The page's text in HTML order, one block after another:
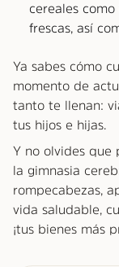
cereales
frescas, así
Ya sabes cómo
momento de
tanto te llenan:
tus hijos e hijas.
Y no olvides que
la gimnasia
rompecabezas,
vida saludable,
¡tus bienes más